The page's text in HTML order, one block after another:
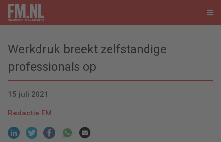
Werkdruk breekt zelfstandige
professionals op
15 juli 2021
Redactie FM